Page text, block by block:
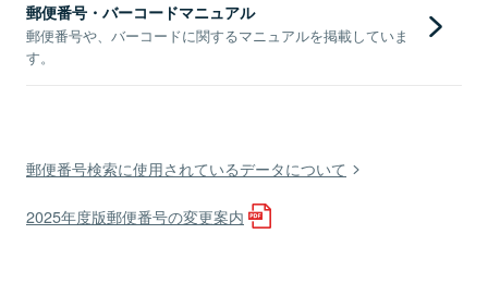
郵便番号・バーコードマニュアル
郵便番号や、バーコードに関するマニュアルを掲載していま
す。
郵便番号検索に使用されているデータについて
2025年度版郵便番号の変更案内